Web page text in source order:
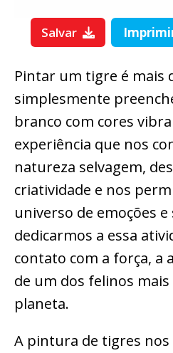
Salvar
Pintar um tigre é mais
simplesmente
branco com cores
experiência que nos
natureza selvagem,
criatividade e nos
universo de emoções
dedicarmos a essa
contato com a força, a
de um dos felinos
planeta.
A pintura de tigres